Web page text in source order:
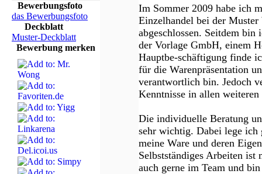
Bewerbungsfoto
das Bewerbungsfoto
Deckblatt
Muster-Deckblatt
Bewerbung merken
Im Sommer 2009 habe ich
Einzelhandel bei der
abgeschlossen. Seitdem
der Vorlage GmbH, einem
Hauptbe-schäftigung finde
für die Warenpräsentation
verantwortlich bin. Jedoch
Kenntnisse in allen weiteren
Die individuelle Beratung
sehr wichtig. Dabei lege ich
meine Ware und deren
Selbstständiges Arbeiten
auch gerne im Team und